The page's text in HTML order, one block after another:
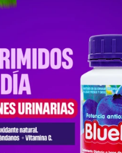
que te pueden